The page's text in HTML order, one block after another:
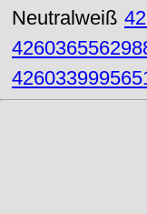
Neutralweiß